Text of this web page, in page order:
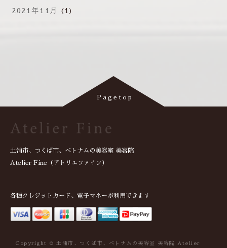
2021年11月 (1)
土浦市、つくば市、ベトナムの美容室 美容院
Atelier Fine（アトリエファイン）
各種クレジットカード、電子マネーが利用できます
Copyright © 土浦市、つくば市、ベトナムの美容室 美容院 Atelier